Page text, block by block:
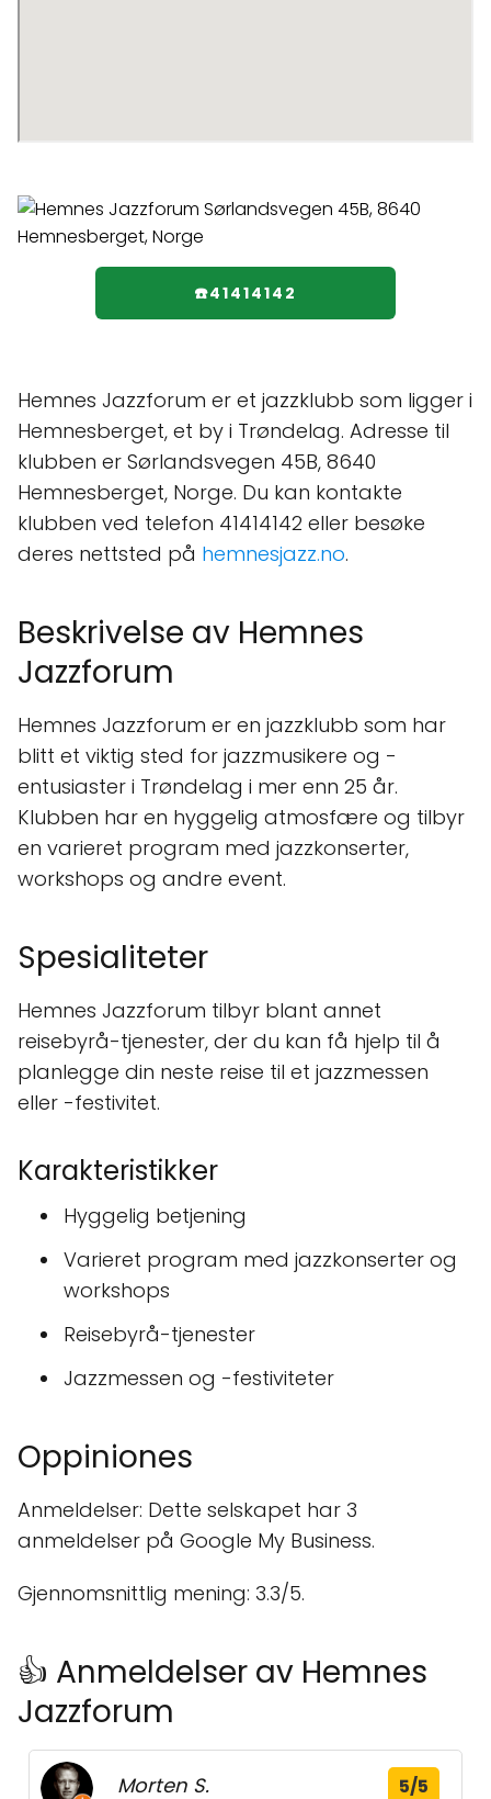
☎️41414142
Hemnes Jazzforum er et jazzklubb som ligger i
Hemnesberget, et by i Trøndelag. Adresse til
klubben er Sørlandsvegen 45B, 8640
Hemnesberget, Norge. Du kan kontakte
klubben ved telefon 41414142 eller besøke
deres nettsted på hemnesjazz.no.
Beskrivelse av Hemnes
Jazzforum
Hemnes Jazzforum er en jazzklubb som har
blitt et viktig sted for jazzmusikere og -
entusiaster i Trøndelag i mer enn 25 år.
Klubben har en hyggelig atmosfære og tilbyr
en varieret program med jazzkonserter,
workshops og andre event.
Spesialiteter
Hemnes Jazzforum tilbyr blant annet
reisebyrå-tjenester, der du kan få hjelp til å
planlegge din neste reise til et jazzmessen
eller -festivitet.
Karakteristikker
Hyggelig betjening
Varieret program med jazzkonserter og
workshops
Reisebyrå-tjenester
Jazzmessen og -festiviteter
Oppiniones
Anmeldelser: Dette selskapet har 3
anmeldelser på Google My Business.
Gjennomsnittlig mening: 3.3/5.
👍 Anmeldelser av Hemnes
Jazzforum
Morten S. 5/5